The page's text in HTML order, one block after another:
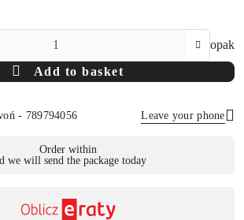
opak
Add to basket
- 789794056 Leave your phone
Order within
we will send the package today